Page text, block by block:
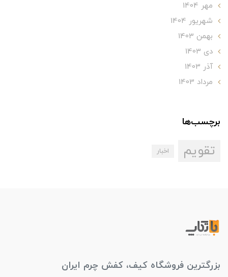
مهر 1404
شهریور 1404
بهمن 1403
دی 1403
آذر 1403
مرداد 1403
برچسب‌ها
تقویم اخبار
بزرگترین فروشگاه کیف، کفش چرم ایران